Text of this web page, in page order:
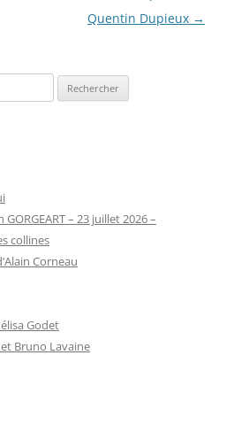
Quentin Dupieux →
– 23 juillet 2026 –
collines
Corneau
Godet
Bruno Lavaine